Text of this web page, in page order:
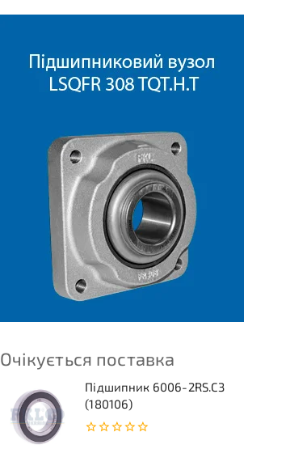
Очікується поставка
Підшипник 6006-2RS.C3
(180106)